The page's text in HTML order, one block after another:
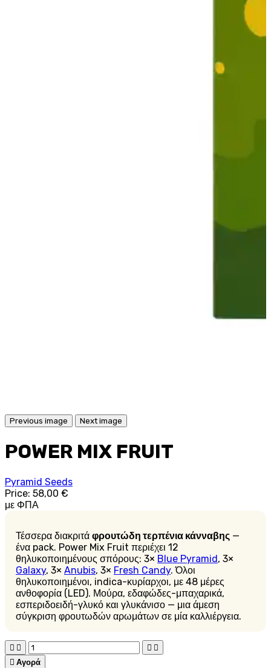
Previous image Next image
POWER MIX FRUIT
Pyramid Seeds
Price: 58,00 €
με ΦΠΑ
Τέσσερα διακριτά φρουτώδη τερπένια κάνναβης —
ένα pack. Power Mix Fruit περιέχει 12
θηλυκοποιημένους σπόρους: 3× Blue Pyramid, 3×
Galaxy, 3× Anubis, 3× Fresh Candy. Όλοι
θηλυκοποιημένοι, indica-κυρίαρχοι, με 48 μέρες
ανθοφορία (LED). Μούρα, εδαφώδες-μπαχαρικά,
εσπεριδοειδή-γλυκό και γλυκάνισο — μια άμεση
σύγκριση φρουτωδών αρωμάτων σε μία καλλιέργεια.
   
 Αγορά